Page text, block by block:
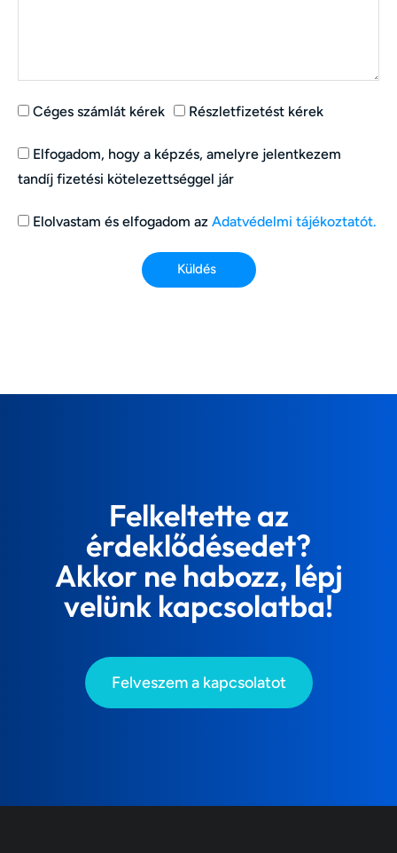
Céges számlát kérek Részletfizetést kérek
Elfogadom, hogy a képzés, amelyre jelentkezem
tandíj fizetési kötelezettséggel jár
Elolvastam és elfogadom az Adatvédelmi tájékoztatót.
Küldés
Felkeltette az
érdeklődésedet?
Akkor ne habozz, lépj
velünk kapcsolatba!
Felveszem a kapcsolatot